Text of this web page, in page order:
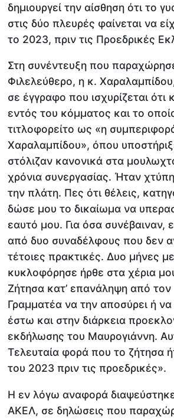
δημιουργεί την αίσθηση ότι το
στις δύο πλευρές φαίνεται να
το 2023, πριν τις Προεδρικές
Στη συνέντευξη που
Φιλελεύθερο, η κ.
σε έγγραφο που ισχυρίζεται
εντός του κόμματος και το
τιτλοφορείτο ως «η
Χαραλαμπίδου», όπου
στόλιζαν κανονικά στα
χρόνια συνεργασίας. Ήταν
την πλάτη. Πες ότι θέλεις,
δώσε μου το δικαίωμα να
εαυτό μου. Για όσα συνέβαιναν,
από δυο συναδέλφους που δεν
τέτοιες πρακτικές. Δυο μήνες
κυκλοφόρησε ήρθε στα χέρια
Ζήτησα κατ’ επανάληψη από τον
Γραμματέα να την αποσύρει ή να
έστω και στην διάρκεια
εκδήλωσης του Μαυρογιάννη.
Τελευταία φορά που το ζήτησα
του 2023 πριν τις προεδρικές».
Η εν λόγω αναφορά
ΑΚΕΛ, σε δηλώσεις που